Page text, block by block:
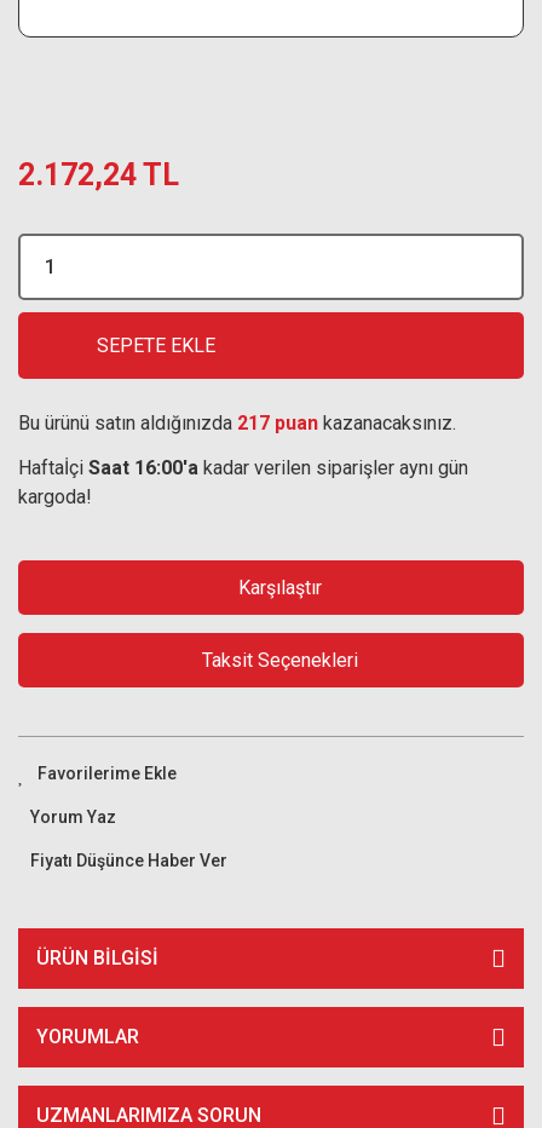
2.172,24 TL
SEPETE EKLE
Bu ürünü satın aldığınızda 217 puan kazanacaksınız.
Haftaİçi Saat 16:00'a kadar verilen siparişler aynı gün
kargoda!
Karşılaştır
Taksit Seçenekleri
Yorum Yaz
Fiyatı Düşünce Haber Ver
ÜRÜN BILGISI
YORUMLAR
UZMANLARIMIZA SORUN